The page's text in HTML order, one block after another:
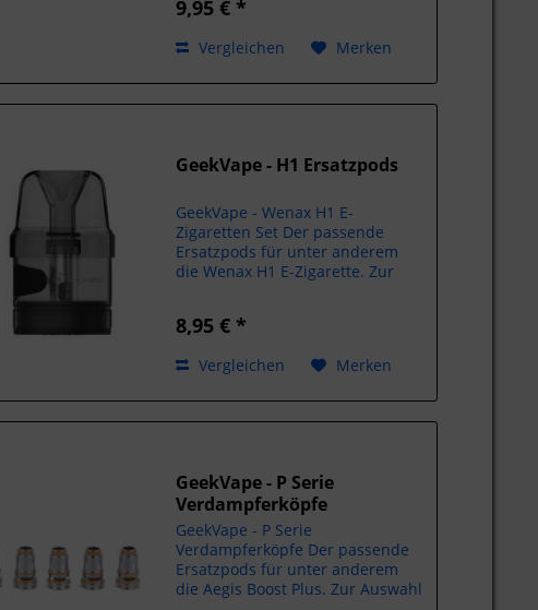
Ohm - 3 ml (18-25 Watt) 0,8 Ohm -
9,95 € *
Vergleichen Merken
GeekVape - H1 Ersatzpods
GeekVape - Wenax H1 E-
Zigaretten Set Der passende
Ersatzpods für unter anderem
die Wenax H1 E-Zigarette. Zur
Pods Hersteller Shenzhen
605, Building...
8,95 € *
Vergleichen Merken
GeekVape - P Serie
Verdampferköpfe
GeekVape - P Serie
Verdampferköpfe Der passende
Ersatzpods für unter anderem
die Aegis Boost Plus. Zur Auswahl